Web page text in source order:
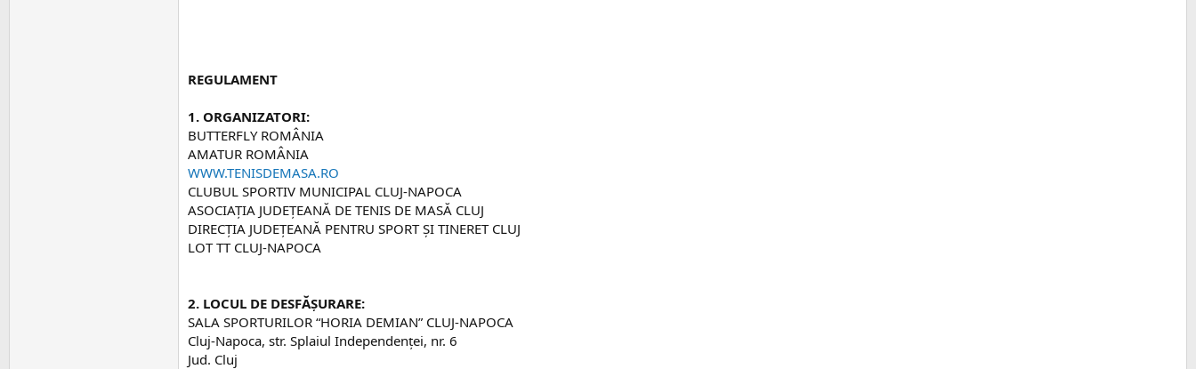
REGULAMENT
1. ORGANIZATORI:
BUTTERFLY ROMÂNIA
AMATUR ROMÂNIA
WWW.TENISDEMASA.RO
CLUBUL SPORTIV MUNICIPAL CLUJ-NAPOCA
ASOCIAȚIA JUDEȚEANĂ DE TENIS DE MASĂ CLUJ
DIRECŢIA JUDEŢEANĂ PENTRU SPORT ŞI TINERET CLUJ
LOT TT CLUJ-NAPOCA
2. LOCUL DE DESFĂȘURARE:
SALA SPORTURILOR “HORIA DEMIAN” CLUJ-NAPOCA
Cluj-Napoca, str. Splaiul Independenței, nr. 6
Jud. Cluj